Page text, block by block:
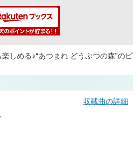
しめる♪“あつまれ どうぶつの森”のピ
収載曲の詳細